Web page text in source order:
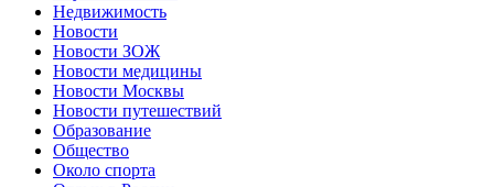
Недвижимость
Новости
Новости ЗОЖ
Новости медицины
Новости Москвы
Новости путешествий
Образование
Общество
Около спорта